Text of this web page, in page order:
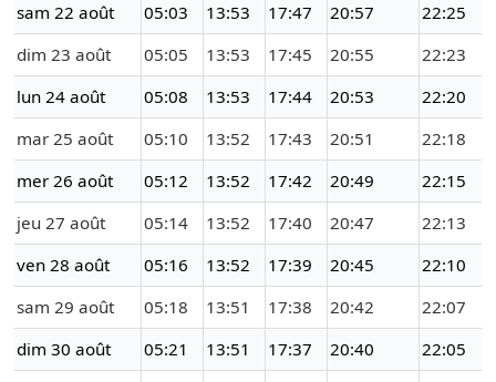
sam 22 août
05:03 13:53 17:47 20:57
22:25
dim 23 août
05:05 13:53 17:45 20:55
22:23
lun 24 août
05:08 13:53 17:44 20:53
22:20
mar 25 août
05:10 13:52 17:43 20:51
22:18
mer 26 août
05:12 13:52 17:42 20:49
22:15
jeu 27 août
05:14 13:52 17:40 20:47
22:13
ven 28 août
05:16 13:52 17:39 20:45
22:10
sam 29 août
05:18 13:51 17:38 20:42
22:07
dim 30 août
05:21 13:51 17:37 20:40
22:05